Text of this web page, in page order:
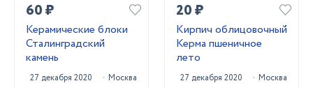
60 ₽
Керамические блоки
Сталинградский
камень
27 декабря 2020 Москва
20 ₽
Кирпич облицовочный
Керма пшеничное
лето
27 декабря 2020 Москва